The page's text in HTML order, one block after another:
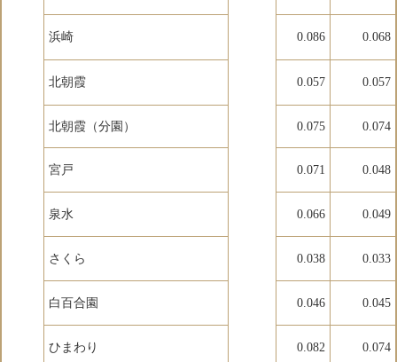
浜崎 0.086 0.068
北朝霞 0.057 0.057
北朝霞（分園） 0.075 0.074
宮戸 0.071 0.048
泉水 0.066 0.049
さくら 0.038 0.033
白百合園 0.046 0.045
ひまわり 0.082 0.074